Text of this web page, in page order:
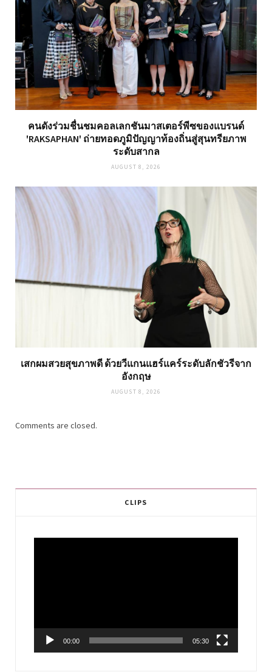
คนดังร่วมชื่นชมคอลเลกชันมาสเตอร์พีซของแบรนด์
'RAKSAPHAN' ถ่ายทอดภูมิปัญญาท้องถิ่นสู่สุนทรียภาพ
ระดับสากล
AUGUST 8, 2026
เสกผมสวยสุขภาพดี ด้วยวีแกนแฮร์แคร์ระดับลักชัวรีจาก
อังกฤษ
AUGUST 8, 2026
Comments are closed.
CLIPS
00:00 05:30